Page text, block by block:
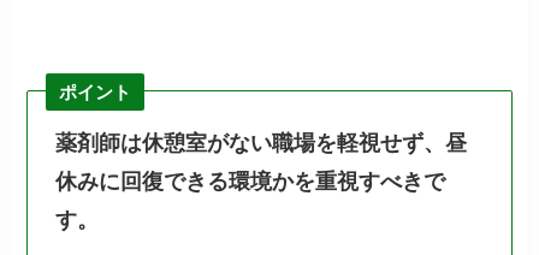
ポイント
薬剤師は休憩室がない職場を軽視せず、昼
休みに回復できる環境かを重視すべきで
す。